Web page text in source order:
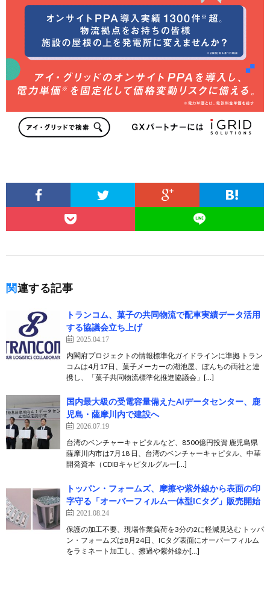
関連する記事
トランコム、菓子の共同物流で配車実績データ活用
する協議会立ち上げ
2025.04.17
内閣府プロジェクトの情報標準化ガイドラインに準拠 トラン
コムは4月17日、菓子メーカーの湖池屋、ぼんちの両社と連
携し、「菓子共同物流標準化推進協議会」[…]
国内最大級の受電容量備えたAIデータセンター、鹿
児島・薩摩川内で建設へ
2026.07.19
台湾のベンチャーキャピタルなど、8500億円投資 鹿児島県
薩摩川内市は7月18 日、台湾のベンチャーキャピタル、中華
開発資本（CDIBキャピタルグルー[…]
トッパン・フォームズ、摩擦や紫外線から表面の印
字守る「オーバーフィルム一体型ICタグ」販売開始
2021.08.24
保護の加工不要、現場作業負荷を3分の2に軽減見込む トッパ
ン・フォームズは8月24日、ICタグ表面にオーバーフィルム
をラミネート加工し、擦過や紫外線か[…]